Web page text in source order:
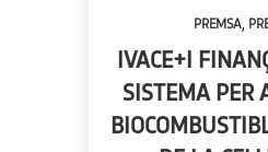
PREMSA
IVACE+I
SISTEMA PER